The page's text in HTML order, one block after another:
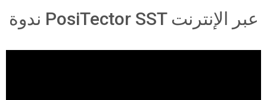
ندوة PosiTector SST عبر الإنترنت